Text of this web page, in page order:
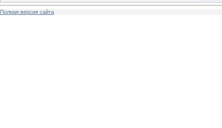
Полная версия сайта